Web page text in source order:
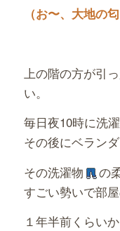
（お〜、大地の
上の階の方が引
い。
毎日夜10時に洗
その後にベラン
その洗濯物
の
すごい勢いで部
１年半前くらい